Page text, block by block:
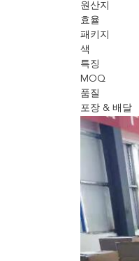
원산지
효율
패키지
색
특징
MOQ
품질
포장 & 배달